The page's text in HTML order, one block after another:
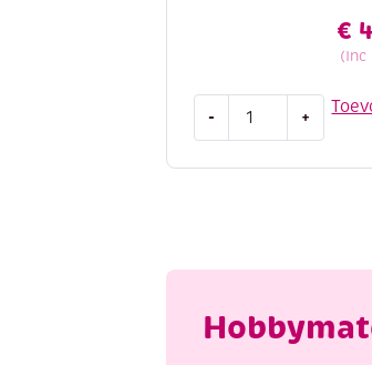
€
(Inc
- +